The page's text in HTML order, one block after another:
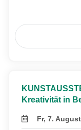
Kreativität in
Fr, 7.